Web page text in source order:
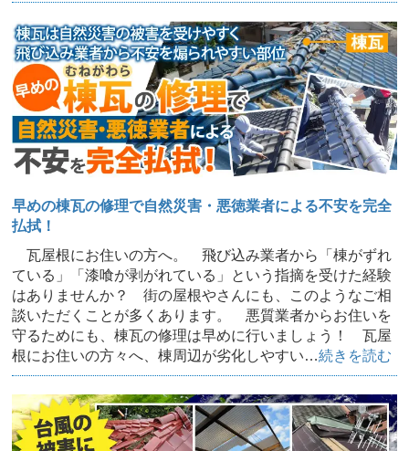
早めの棟瓦の修理で自然災害・悪徳業者による不安を完全
払拭！
瓦屋根にお住いの方へ。 飛び込み業者から「棟がずれ
ている」「漆喰が剥がれている」という指摘を受けた経験
はありませんか？ 街の屋根やさんにも、このようなご相
談いただくことが多くあります。 悪質業者からお住いを
守るためにも、棟瓦の修理は早めに行いましょう！ 瓦屋
根にお住いの方々へ、棟周辺が劣化しやすい…続きを読む